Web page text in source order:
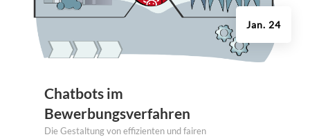
Chatbots im
Bewerbungsverfahren
Jan. 24
Die Gestaltung von effizienten und fairen